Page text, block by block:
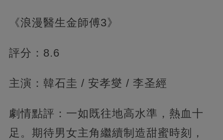
《浪漫醫生金師傅3》
評分：8.6
主演：韓石圭 / 安孝燮 / 李圣經
劇情點評：一如既往地高水準，熱血十
足。期待男女主角繼續制造甜蜜時刻，